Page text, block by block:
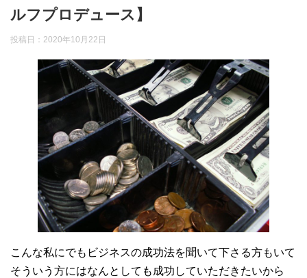
ルフプロデュース】
投稿日： 2020年10月22日
こんな私にでもビジネスの成功法を聞いて下さる方もいて
そういう方にはなんとしても成功していただきたいから